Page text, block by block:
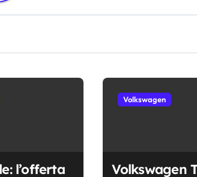
l’offerta
Volkswagen
Volkswagen